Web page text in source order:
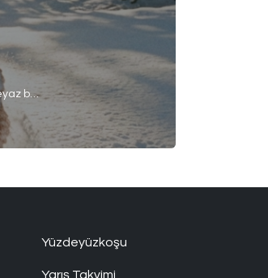
Hazır havalar soğumuş, birçok şehirde kar yağışları başlamışken, karda koşu konusu yeniden gündeme geliyor. Beyaz bir zeminde koşmanın verdiği huzur ve keyif, doğru önlemler alınmadığında yerini kayganlık, düşme ve sakatlık riskine bırakabiliyor. Bu yüzden karda koşmak, hızdan çok kontrolün ve farkındalığın ön planda olması gereken özel bir antrenman türü. Soğuk hava kasların daha geç ısınmasına […]
Yüzdeyüzkoşu
Yarış Takvimi